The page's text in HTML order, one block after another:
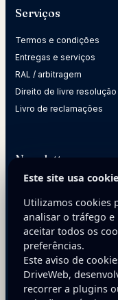
Serviços
Termos e condições
Entregas e serviços
RAL / arbitragem
Direito de livre resolução
Livro de reclamações
Newsletter
sua empresa.
E-mail
Este site usa
Utilizamos cookies
analisar o tráfego
aceitar todos os
preferências.
Este aviso de
DriveWeb,
recorrer a plugins